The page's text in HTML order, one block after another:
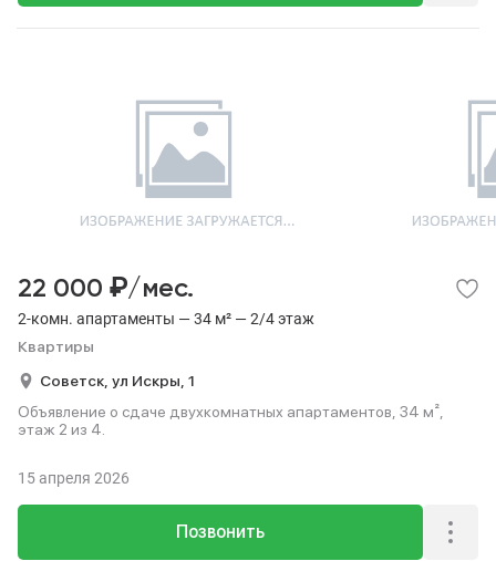
2-комн. апартаменты — 34 м² — 2/4 этаж
Квартиры
22 000 ₽/мес.
Советск, ул Искры, 1
Объявление о сдаче двухкомнатных апартаментов, 34 м²,
этаж 2 из 4.
Позвонить
15 апреля 2026